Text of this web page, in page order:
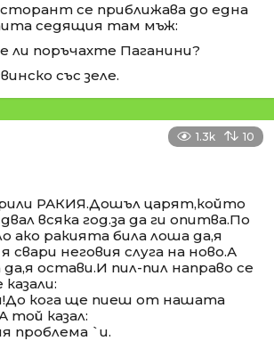
се приближава до една
седящия там мъж:
ли поръчахте Паганини?
със зеле.
1.3k 10
РАКИЯ.Дошъл царят,който
всяка год.за да ги опитва.По
ако ракията била лоша да,я
свари неговия слуга на ново.А
да,я остави.И пил-пил направо се
кога ще пиеш от нашата
той казал:
проблема `и.